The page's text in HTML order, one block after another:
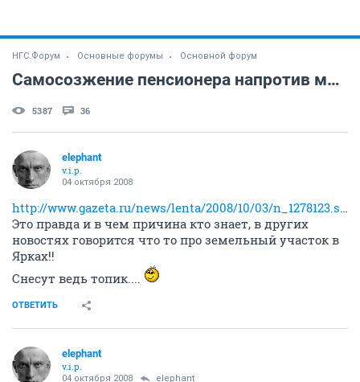
НГС.Форум Основные форумы Основной форум
Самосозжение пенсионера напротив мэрии!!
5387 36
elephant
v.i.p.
04 октября 2008
http://www.gazeta.ru/news/lenta/2008/10/03/n_1278123.shtml
Это правда и в чем причина кто знает, в других
новостях говорится что то про земельный участок в
Ярках!!
Снесут ведь топик....
ОТВЕТИТЬ
elephant
v.i.p.
04 октября 2008 elephant